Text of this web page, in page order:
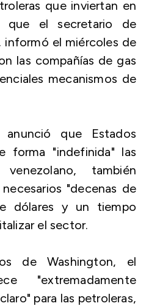
que inviertan en
que el secretario de
informó el miércoles de
las compañías de gas
mecanismos de
que Estados
forma "indefinida" las
también
"decenas de
dólares y un tiempo
el sector.
de Washington, el
"extremadamente
para las petroleras,